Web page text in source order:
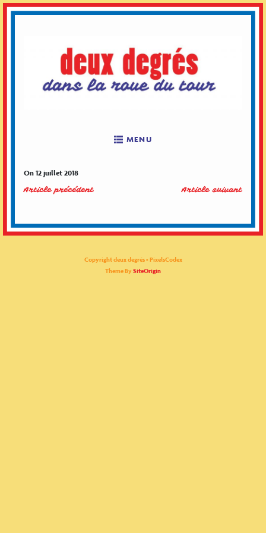
MENU
On 12 juillet 2018
Article suivant
Article précédent
Copyright deux degrés - PixelsCodex
Theme By SiteOrigin